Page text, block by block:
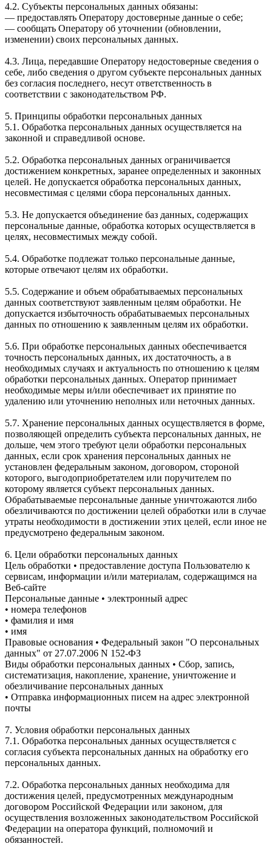
4.2. Субъекты персональных данных обязаны:
— предоставлять Оператору достоверные данные о себе;
— сообщать Оператору об уточнении (обновлении,
изменении) своих персональных данных.
4.3. Лица, передавшие Оператору недостоверные сведения о
себе, либо сведения о другом субъекте персональных данных
без согласия последнего, несут ответственность в
соответствии с законодательством РФ.
5. Принципы обработки персональных данных
5.1. Обработка персональных данных осуществляется на
законной и справедливой основе.
5.2. Обработка персональных данных ограничивается
достижением конкретных, заранее определенных и законных
целей. Не допускается обработка персональных данных,
несовместимая с целями сбора персональных данных.
5.3. Не допускается объединение баз данных, содержащих
персональные данные, обработка которых осуществляется в
целях, несовместимых между собой.
5.4. Обработке подлежат только персональные данные,
которые отвечают целям их обработки.
5.5. Содержание и объем обрабатываемых персональных
данных соответствуют заявленным целям обработки. Не
допускается избыточность обрабатываемых персональных
данных по отношению к заявленным целям их обработки.
5.6. При обработке персональных данных обеспечивается
точность персональных данных, их достаточность, а в
необходимых случаях и актуальность по отношению к целям
обработки персональных данных. Оператор принимает
необходимые меры и/или обеспечивает их принятие по
удалению или уточнению неполных или неточных данных.
5.7. Хранение персональных данных осуществляется в форме,
позволяющей определить субъекта персональных данных, не
дольше, чем этого требуют цели обработки персональных
данных, если срок хранения персональных данных не
установлен федеральным законом, договором, стороной
которого, выгодоприобретателем или поручителем по
которому является субъект персональных данных.
Обрабатываемые персональные данные уничтожаются либо
обезличиваются по достижении целей обработки или в случае
утраты необходимости в достижении этих целей, если иное не
предусмотрено федеральным законом.
6. Цели обработки персональных данных
Цель обработки • предоставление доступа Пользователю к
сервисам, информации и/или материалам, содержащимся на
Веб-сайте
Персональные данные • электронный адрес
• номера телефонов
• фамилия и имя
• имя
Правовые основания • Федеральный закон "О персональных
данных" от 27.07.2006 N 152-ФЗ
Виды обработки персональных данных • Сбор, запись,
систематизация, накопление, хранение, уничтожение и
обезличивание персональных данных
• Отправка информационных писем на адрес электронной
почты
7. Условия обработки персональных данных
7.1. Обработка персональных данных осуществляется с
согласия субъекта персональных данных на обработку его
персональных данных.
7.2. Обработка персональных данных необходима для
достижения целей, предусмотренных международным
договором Российской Федерации или законом, для
осуществления возложенных законодательством Российской
Федерации на оператора функций, полномочий и
обязанностей.